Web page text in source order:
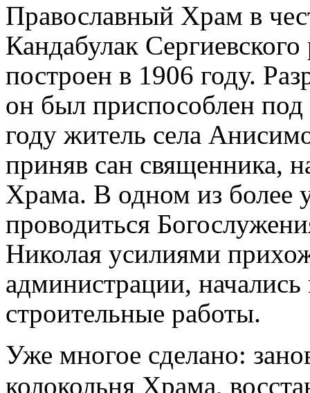
Православный Храм в
Кандабулак
построен в 1906 году.
он был приспособлен
году житель села
приняв сан священника,
Храма. В одном из более
проводиться
Николая усилиями
администрации, начались
строительные работы.
Уже многое сделано:
колокольня Храма,